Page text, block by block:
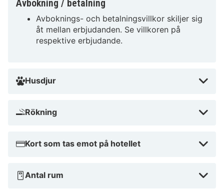
från Haus der bayerischen Landwirtschaft.
Nära Haus der bayerischen Landwirtschaft
Avbokning / betalning
Avboknings- och betalningsvillkor skiljer sig
åt mellan erbjudanden. Se villkoren på
respektive erbjudande.
Husdjur
Rökning
Kort som tas emot på hotellet
Antal rum